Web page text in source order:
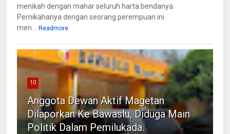
menikah dengan mahar seluruh harta bendanya.
Pernikahanya dengan seorang perempuan ini
men...
Readmore
10
Anggota Dewan Aktif Magetan
Dilaporkan Ke Bawaslu, Diduga Main
Politik Dalam Pemilukada.